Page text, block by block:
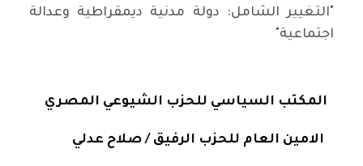
"التغيير الشامل: دولة مدنية ديمقراطية وعدالة
اجتماعية"
المكتب السياسي للحزب الشيوعي المصري
الامين العام للحزب الرفيق / صلاح عدلي